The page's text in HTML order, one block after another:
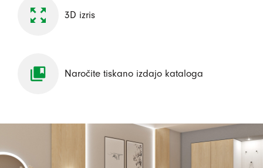
3D izris
Naročite tiskano izdajo kataloga